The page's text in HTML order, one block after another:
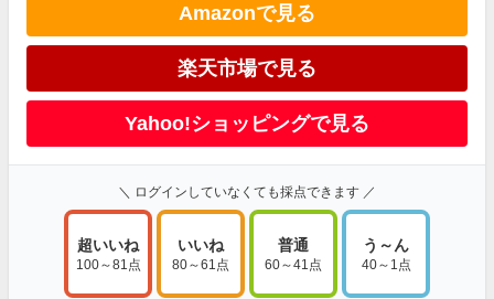
Amazonで見る
楽天市場で見る
Yahoo!ショッピングで見る
＼ ログインしていなくても採点できます ／
超いいね
100～81点
いいね
80～61点
普通
60～41点
う～ん
40～1点